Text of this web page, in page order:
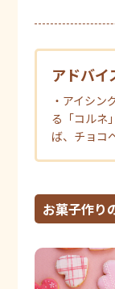
アドバイ
・アイシン
る「コルネ
ば、チョコ
お菓子作り